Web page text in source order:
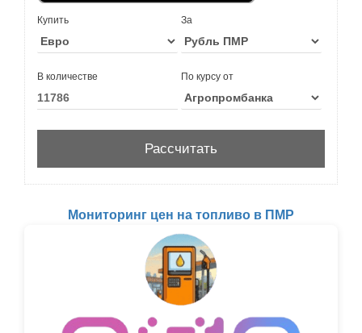
Купить За
В количестве По курсу от
Мониторинг цен на топливо в ПМР